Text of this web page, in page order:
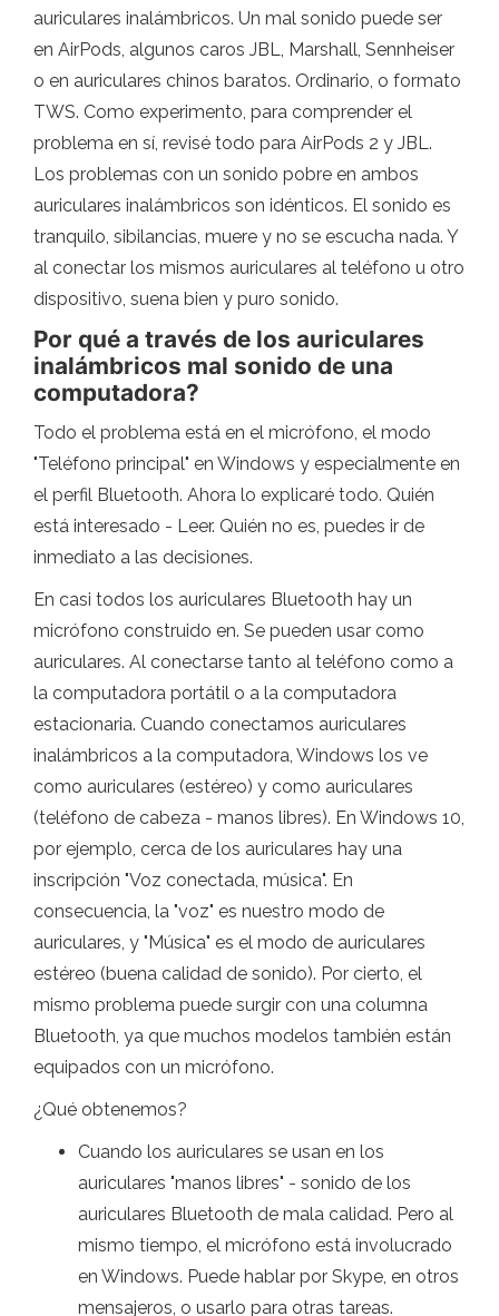
auriculares inalámbricos. Un mal sonido puede ser
en AirPods, algunos caros JBL, Marshall, Sennheiser
o en auriculares chinos baratos. Ordinario, o formato
TWS. Como experimento, para comprender el
problema en sí, revisé todo para AirPods 2 y JBL.
Los problemas con un sonido pobre en ambos
auriculares inalámbricos son idénticos. El sonido es
tranquilo, sibilancias, muere y no se escucha nada. Y
al conectar los mismos auriculares al teléfono u otro
dispositivo, suena bien y puro sonido.
Por qué a través de los auriculares
inalámbricos mal sonido de una
computadora?
Todo el problema está en el micrófono, el modo
"Teléfono principal" en Windows y especialmente en
el perfil Bluetooth. Ahora lo explicaré todo. Quién
está interesado - Leer. Quién no es, puedes ir de
inmediato a las decisiones.
En casi todos los auriculares Bluetooth hay un
micrófono construido en. Se pueden usar como
auriculares. Al conectarse tanto al teléfono como a
la computadora portátil o a la computadora
estacionaria. Cuando conectamos auriculares
inalámbricos a la computadora, Windows los ve
como auriculares (estéreo) y como auriculares
(teléfono de cabeza - manos libres). En Windows 10,
por ejemplo, cerca de los auriculares hay una
inscripción "Voz conectada, música". En
consecuencia, la "voz" es nuestro modo de
auriculares, y "Música" es el modo de auriculares
estéreo (buena calidad de sonido). Por cierto, el
mismo problema puede surgir con una columna
Bluetooth, ya que muchos modelos también están
equipados con un micrófono.
¿Qué obtenemos?
Cuando los auriculares se usan en los
auriculares "manos libres" - sonido de los
auriculares Bluetooth de mala calidad. Pero al
mismo tiempo, el micrófono está involucrado
en Windows. Puede hablar por Skype, en otros
mensajeros, o usarlo para otras tareas.